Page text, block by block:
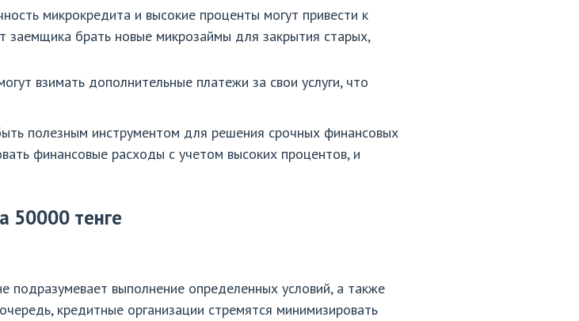
микрокредита и высокие проценты могут привести к
заемщика брать новые микрозаймы для закрытия старых,
взимать дополнительные платежи за свои услуги, что
полезным инструментом для решения срочных финансовых
финансовые расходы с учетом высоких процентов, и
50000 тенге
подразумевает выполнение определенных условий, а также
кредитные организации стремятся минимизировать